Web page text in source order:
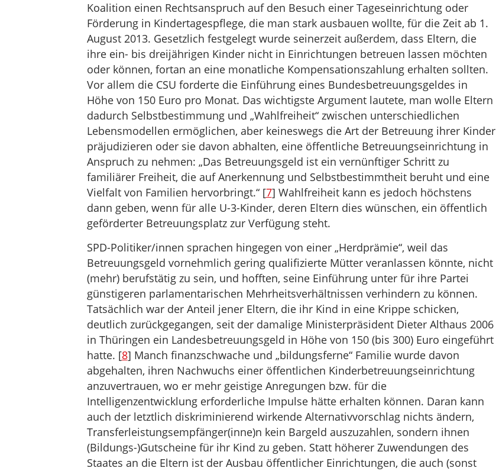
Koalition einen Rechtsanspruch auf den Besuch einer Tageseinrichtung oder
Förderung in Kindertagespflege, die man stark ausbauen wollte, für die Zeit ab 1.
August 2013. Gesetzlich festgelegt wurde seinerzeit außerdem, dass Eltern, die
ihre ein- bis dreijährigen Kinder nicht in Einrichtungen betreuen lassen möchten
oder können, fortan an eine monatliche Kompensationszahlung erhalten sollten.
Vor allem die CSU forderte die Einführung eines Bundesbetreuungsgeldes in
Höhe von 150 Euro pro Monat. Das wichtigste Argument lautete, man wolle Eltern
dadurch Selbstbestimmung und „Wahlfreiheit“ zwischen unterschiedlichen
Lebensmodellen ermöglichen, aber keineswegs die Art der Betreuung ihrer Kinder
präjudizieren oder sie davon abhalten, eine öffentliche Betreuungseinrichtung in
Anspruch zu nehmen: „Das Betreuungsgeld ist ein vernünftiger Schritt zu
familiärer Freiheit, die auf Anerkennung und Selbstbestimmtheit beruht und eine
Vielfalt von Familien hervorbringt.“ [7] Wahlfreiheit kann es jedoch höchstens
dann geben, wenn für alle U-3-Kinder, deren Eltern dies wünschen, ein öffentlich
geförderter Betreuungsplatz zur Verfügung steht.
SPD-Politiker/innen sprachen hingegen von einer „Herdprämie“, weil das
Betreuungsgeld vornehmlich gering qualifizierte Mütter veranlassen könnte, nicht
(mehr) berufstätig zu sein, und hofften, seine Einführung unter für ihre Partei
günstigeren parlamentarischen Mehrheitsverhältnissen verhindern zu können.
Tatsächlich war der Anteil jener Eltern, die ihr Kind in eine Krippe schicken,
deutlich zurückgegangen, seit der damalige Ministerpräsident Dieter Althaus 2006
in Thüringen ein Landesbetreuungsgeld in Höhe von 150 (bis 300) Euro eingeführt
hatte. [8] Manch finanzschwache und „bildungsferne“ Familie wurde davon
abgehalten, ihren Nachwuchs einer öffentlichen Kinderbetreuungseinrichtung
anzuvertrauen, wo er mehr geistige Anregungen bzw. für die
Intelligenzentwicklung erforderliche Impulse hätte erhalten können. Daran kann
auch der letztlich diskriminierend wirkende Alternativvorschlag nichts ändern,
Transferleistungsempfänger(inne)n kein Bargeld auszuzahlen, sondern ihnen
(Bildungs-)Gutscheine für ihr Kind zu geben. Statt höherer Zuwendungen des
Staates an die Eltern ist der Ausbau öffentlicher Einrichtungen, die auch (sonst